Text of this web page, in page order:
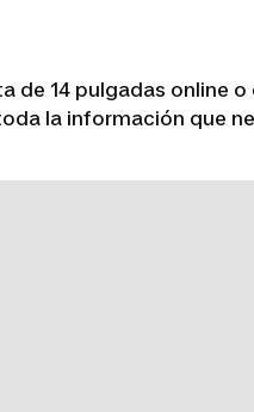
de 14 pulgadas online o
la información que